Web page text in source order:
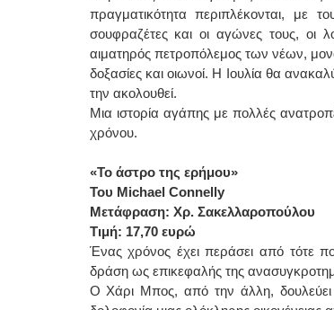
πραγματικότητα περιπλέκονται, με
σουφραζέτες και οι αγώνες τους, οι
αιματηρός πετροπόλεμος των νέων,
δοξασίες και οιωνοί. Η Ιουλία θα
την ακολουθεί.
Μια ιστορία αγάπης με πολλές
χρόνου.
«Το άστρο της ερήμου»
Του Michael Connelly
Μετάφραση: Χρ. Σακελλαροπούλου
Τιμή: 17,70 ευρώ
Ένας χρόνος έχει περάσει από τότε
δράση ως επικεφαλής της
Ο Χάρι Μπος, από την άλλη, δουλεύει